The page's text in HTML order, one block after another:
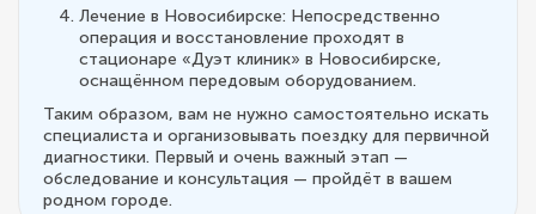
Лечение в Новосибирске: Непосредственно
операция и восстановление проходят в
стационаре «Дуэт клиник» в Новосибирске,
оснащённом передовым оборудованием.
Таким образом, вам не нужно самостоятельно искать
специалиста и организовывать поездку для первичной
диагностики. Первый и очень важный этап —
обследование и консультация — пройдёт в вашем
родном городе.